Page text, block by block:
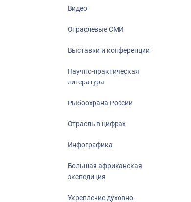
Видео
Отраслевые СМИ
Выставки и конференции
Научно-практическая
литература
Рыбоохрана России
Отрасль в цифрах
Инфографика
Большая африканская
экспедиция
Укрепление духовно-